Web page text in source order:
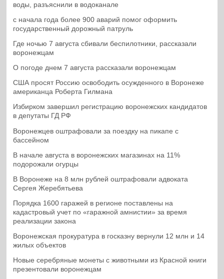
воды, разъяснили в водоканале
с начала года более 900 аварий помог оформить
государственный дорожный патруль
Где ночью 7 августа сбивали беспилотники, рассказали
воронежцам
О погоде днем 7 августа рассказали воронежцам
США просят Россию освободить осужденного в Воронеже
американца Роберта Гилмана
Избирком завершил регистрацию воронежских кандидатов
в депутаты ГД РФ
Воронежцев оштрафовали за поездку на пикапе с
бассейном
В начале августа в воронежских магазинах на 11%
подорожали огурцы
В Воронеже на 8 млн рублей оштрафовали адвоката
Сергея Жеребятьева
Порядка 1600 гаражей в регионе поставлены на
кадастровый учет по «гаражной амнистии» за время
реализации закона
Воронежская прокуратура в госказну вернули 12 млн и 14
жилых объектов
Новые серебряные монеты с животными из Красной книги
презентовали воронежцам